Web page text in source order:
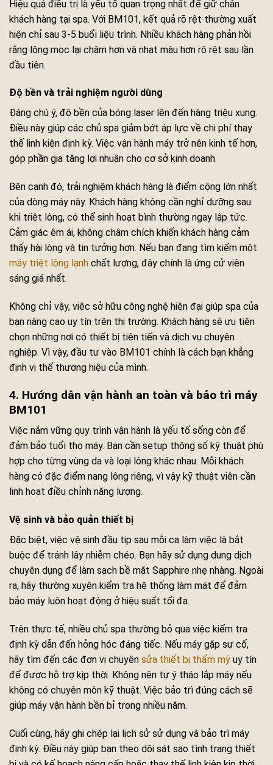
Hiệu quả điều trị là yếu tố quan trọng nhất để giữ chân
khách hàng tại spa. Với BM101, kết quả rõ rệt thường xuất
hiện chỉ sau 3-5 buổi liệu trình. Nhiều khách hàng phản hồi
rằng lông mọc lại chậm hơn và nhạt màu hơn rõ rệt sau lần
đầu tiên.
Độ bền và trải nghiệm người dùng
Đáng chú ý, độ bền của bóng laser lên đến hàng triệu xung.
Điều này giúp các chủ spa giảm bớt áp lực về chi phí thay
thế linh kiện định kỳ. Việc vận hành máy trở nên kinh tế hơn,
góp phần gia tăng lợi nhuận cho cơ sở kinh doanh.
Bên cạnh đó, trải nghiệm khách hàng là điểm cộng lớn nhất
của dòng máy này. Khách hàng không cần nghỉ dưỡng sau
khi triệt lông, có thể sinh hoạt bình thường ngay lập tức.
Cảm giác êm ái, không châm chích khiến khách hàng cảm
thấy hài lòng và tin tưởng hơn. Nếu bạn đang tìm kiếm một
máy triệt lông lạnh chất lượng, đây chính là ứng cử viên
sáng giá nhất.
Không chỉ vậy, việc sở hữu công nghệ hiện đại giúp spa của
bạn nâng cao uy tín trên thị trường. Khách hàng sẽ ưu tiên
chọn những nơi có thiết bị tiên tiến và dịch vụ chuyên
nghiệp. Vì vậy, đầu tư vào BM101 chính là cách bạn khẳng
định vị thế thương hiệu của mình.
4. Hướng dẫn vận hành an toàn và bảo trì máy
BM101
Việc nắm vững quy trình vận hành là yếu tố sống còn để
đảm bảo tuổi thọ máy. Bạn cần setup thông số kỹ thuật phù
hợp cho từng vùng da và loại lông khác nhau. Mỗi khách
hàng có đặc điểm nang lông riêng, vì vậy kỹ thuật viên cần
linh hoạt điều chỉnh năng lượng.
Vệ sinh và bảo quản thiết bị
Đặc biệt, việc vệ sinh đầu tip sau mỗi ca làm việc là bắt
buộc để tránh lây nhiễm chéo. Bạn hãy sử dụng dung dịch
chuyên dụng để làm sạch bề mặt Sapphire nhẹ nhàng. Ngoài
ra, hãy thường xuyên kiểm tra hệ thống làm mát để đảm
bảo máy luôn hoạt động ở hiệu suất tối đa.
Trên thực tế, nhiều chủ spa thường bỏ qua việc kiểm tra
định kỳ dẫn đến hỏng hóc đáng tiếc. Nếu máy gặp sự cố,
hãy tìm đến các đơn vị chuyên sửa thiết bị thẩm mỹ uy tín
để được hỗ trợ kịp thời. Không nên tự ý tháo lắp máy nếu
không có chuyên môn kỹ thuật. Việc bảo trì đúng cách sẽ
giúp máy vận hành bền bỉ trong nhiều năm.
Cuối cùng, hãy ghi chép lại lịch sử sử dụng và bảo trì máy
định kỳ. Điều này giúp bạn theo dõi sát sao tình trạng thiết